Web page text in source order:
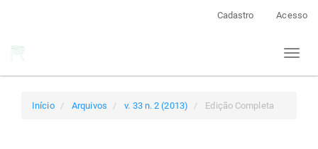
Cadastro Acesso
Toggle
Início Arquivos v. 33 n. 2 (2013) Edição Completa